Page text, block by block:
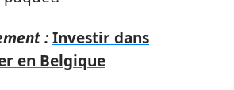
:Investir dans
en Belgique